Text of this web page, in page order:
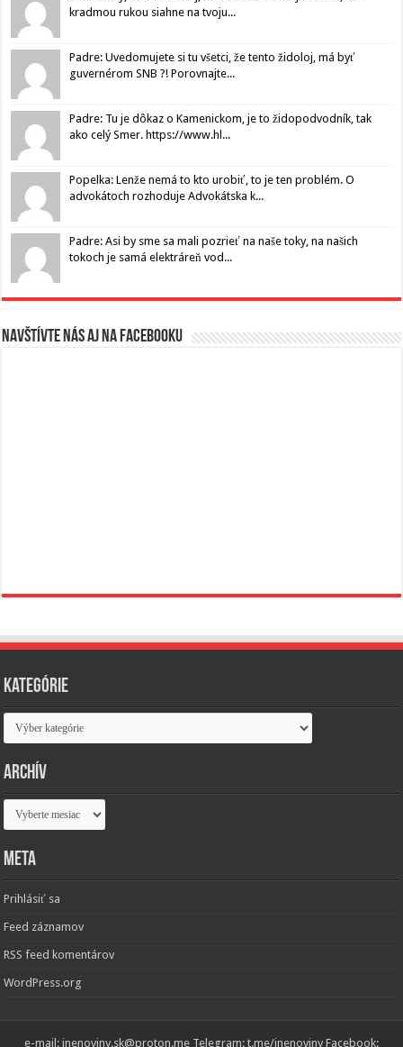
kradmou rukou siahne na tvoju...
Padre: Uvedomujete si tu všetci, že tento židoloj, má byť
guvernérom SNB ?! Porovnajte...
Padre: Tu je dôkaz o Kamenickom, je to židopodvodník, tak
ako celý Smer. https://www.hl...
Popelka: Lenže nemá to kto urobiť, to je ten problém. O
advokátoch rozhoduje Advokátska k...
Padre: Asi by sme sa mali pozrieť na naše toky, na našich
tokoch je samá elektráreň vod...
Navštívte nás aj na Facebooku
Kategórie
Kategórie
Archív
Archív
Meta
Prihlásiť sa
Feed záznamov
RSS feed komentárov
WordPress.org
e-mail: inenoviny.sk@proton.me Telegram: t.me/inenoviny Facebook: